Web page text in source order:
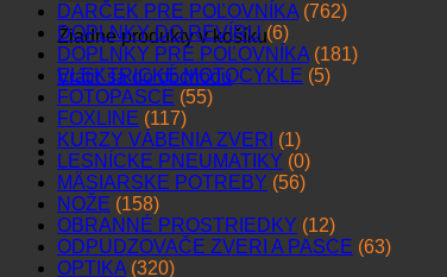
Žiadne produkty v košíku.
Vrátiť sa do obchodu
DARČEK PRE POĽOVNÍKA (762)
DOPLNKY DO REVÍRU (6)
DOPLNKY PRE POĽOVNÍKA (181)
ELEKTRICKÉ MOTOCYKLE (5)
FOTOPASCE (55)
FOXLINE (117)
KURZY VÁBENIA ZVERI (1)
LESNÍCKE PNEUMATIKY (0)
MÄSIARSKE POTREBY (56)
NOŽE (158)
OBRANNÉ PROSTRIEDKY (12)
ODPUDZOVAČE ZVERI A PASCE (63)
OPTIKA (320)